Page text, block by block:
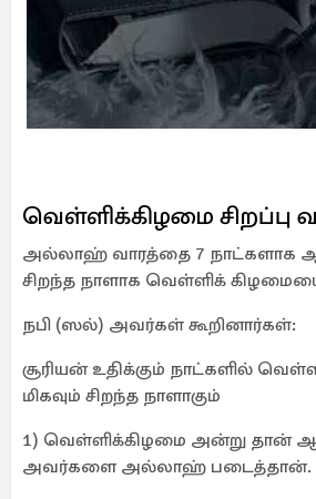
வெள்ளிக்கிழமை சிறப்பு
அல்லாஹ் வாரத்தை 7 நாட்களாக
சிறந்த நாளாக வெள்ளிக்
நபி (ஸல்) அவர்கள் கூறினார்கள்:
சூரியன் உதிக்கும் நாட்களில்
மிகவும் சிறந்த நாளாகும்
1) வெள்ளிக்கிழமை அன்று தான்
அவர்களை அல்லாஹ் படைத்தான்.